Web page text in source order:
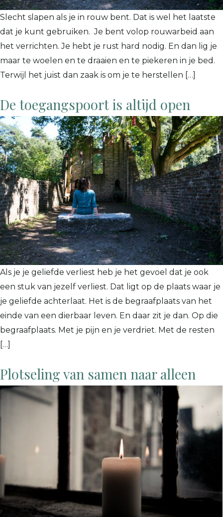
Slecht slapen als je in rouw bent. Dat is wel het laatste
dat je kunt gebruiken. Je bent volop rouwarbeid aan
het verrichten. Je hebt je rust hard nodig. En dan lig je
maar te woelen en te draaien en te piekeren in je bed.
Terwijl het juist dan zaak is om je te herstellen […]
De toegangspoort is altijd open
Als je je geliefde verliest heb je het gevoel dat je ook
een stuk van jezelf verliest. Dat ligt op de plaats waar je
je geliefde achterlaat. Het is de begraafplaats van het
einde van een dierbaar leven. En daar zit je dan. Op die
begraafplaats. Met je pijn en je verdriet. Met de resten
[…]
Plotseling van samen naar alleen